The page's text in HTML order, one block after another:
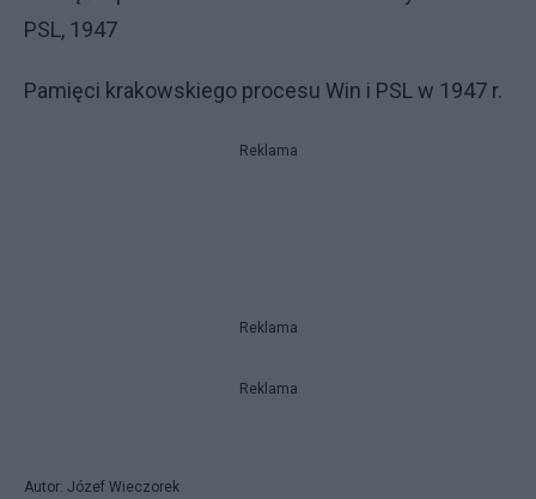
PSL, 1947
Pamięci krakowskiego procesu Win i PSL w 1947 r.
Reklama
Reklama
Reklama
Autor: Józef Wieczorek